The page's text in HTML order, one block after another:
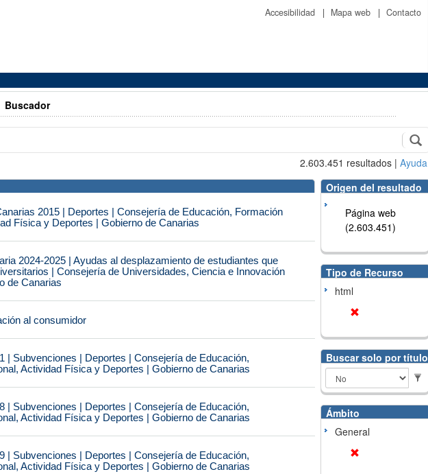
Accesibilidad | Mapa web | Contacto
Buscador
2.603.451 resultados | Ayuda
2015 | Deportes | Consejería de Educación, Formación
Física y Deportes | Gobierno de Canarias
2024-2025 | Ayudas al desplazamiento de estudiantes que
| Consejería de Universidades, Ciencia e Innovación
de Canarias
al consumidor
| Subvenciones | Deportes | Consejería de Educación,
Actividad Física y Deportes | Gobierno de Canarias
| Subvenciones | Deportes | Consejería de Educación,
Actividad Física y Deportes | Gobierno de Canarias
| Subvenciones | Deportes | Consejería de Educación,
Actividad Física y Deportes | Gobierno de Canarias
Origen del resultado
Página web
(2.603.451)
Tipo de Recurso
html
Buscar solo por título
Ámbito
General